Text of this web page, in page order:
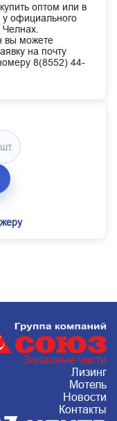
купить оптом или в
у официального
вы можете
на почту
8(8552) 44-
шт.
Запасные части
Лизинг
Мотель
Новости
Контакты